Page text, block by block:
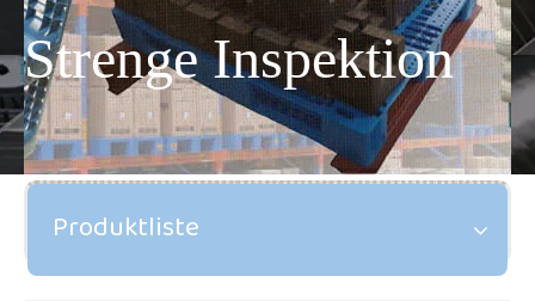
Strenge Inspektion
Produktliste